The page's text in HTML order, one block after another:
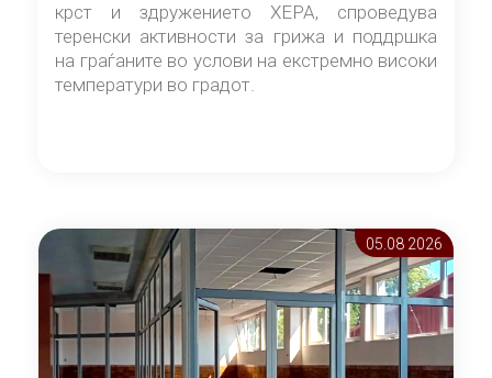
крст и здружението ХЕРА, спроведува
теренски активности за грижа и поддршка
на граѓаните во услови на екстремно високи
температури во градот.
05.08 2026